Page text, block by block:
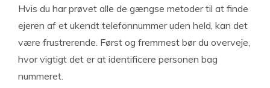
Hvis du har prøvet alle de gængse metoder til at finde
ejeren af et ukendt telefonnummer uden held, kan det
være frustrerende. Først og fremmest bør du overveje,
hvor vigtigt det er at identificere personen bag
nummeret.